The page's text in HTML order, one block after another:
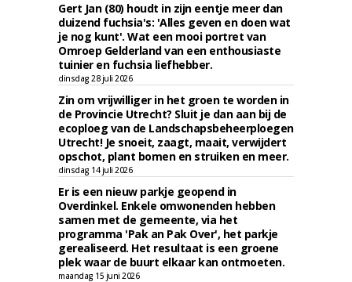
Gert Jan (80) houdt in zijn eentje meer dan
duizend fuchsia's: 'Alles geven en doen wat
je nog kunt'. Wat een mooi portret van
Omroep Gelderland van een enthousiaste
tuinier en fuchsia liefhebber.
dinsdag 28 juli 2026
Zin om vrijwilliger in het groen te worden in
de Provincie Utrecht? Sluit je dan aan bij de
ecoploeg van de Landschapsbeheerploegen
Utrecht! Je snoeit, zaagt, maait, verwijdert
opschot, plant bomen en struiken en meer.
dinsdag 14 juli 2026
Er is een nieuw parkje geopend in
Overdinkel. Enkele omwonenden hebben
samen met de gemeente, via het
programma 'Pak an Pak Over', het parkje
gerealiseerd. Het resultaat is een groene
plek waar de buurt elkaar kan ontmoeten.
maandag 15 juni 2026